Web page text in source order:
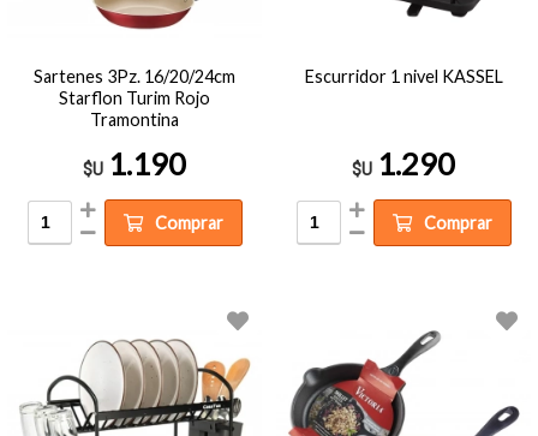
Sartenes 3Pz. 16/20/24cm
Starflon Turim Rojo
Tramontina
$U 1.190
Comprar
Escurridor 1 nivel KASSEL
$U 1.290
Comprar